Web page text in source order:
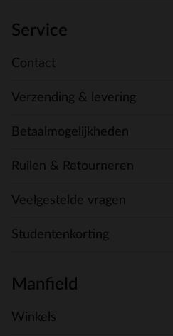
Service
Contact
Verzending & levering
Betaalmogelijkheden
Ruilen & Retourneren
Veelgestelde vragen
Studentenkorting
Manfield
Winkels